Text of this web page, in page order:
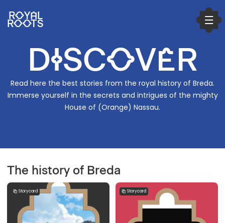
ROYAL
ROOTS
DISCOVER
Read here the best stories from the royal history of Breda.
Immerse yourself in the secrets and intrigues of the mighty
House of (Orange) Nassau.
The history of Breda
Storycard Storycard